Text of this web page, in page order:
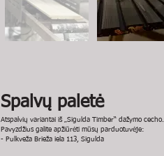
Spalvų paletė
Atspalvių variantai iš „Sigulda Timber“ dažymo cecho.
Pavyzdžius galite apžiūrėti mūsų parduotuvėje:
- Pulkveža Brieža iela 113, Sigulda